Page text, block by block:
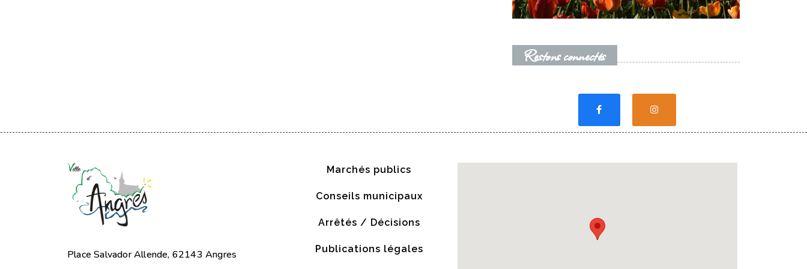
Restons connectés
Place Salvador Allende, 62143 Angres
Marchés publics
Conseils municipaux
Arrêtés / Décisions
Publications légales